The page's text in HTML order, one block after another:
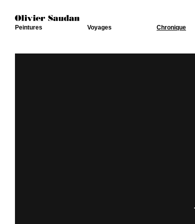
Peintures Voyages Chronique